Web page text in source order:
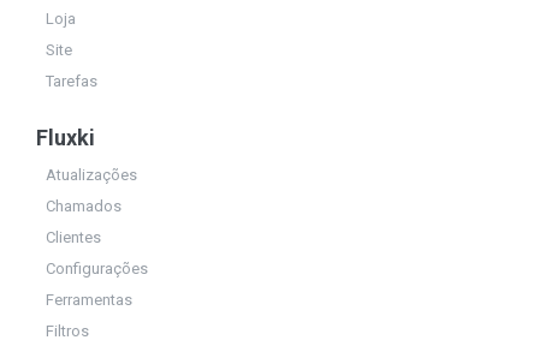
Loja
Site
Tarefas
Fluxki
Atualizações
Chamados
Clientes
Configurações
Ferramentas
Filtros